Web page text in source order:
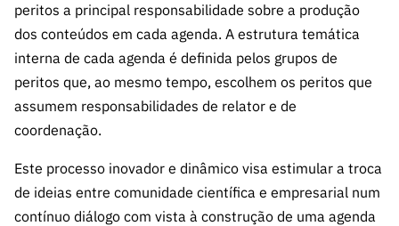
peritos a principal responsabilidade sobre a produção
dos conteúdos em cada agenda. A estrutura temática
interna de cada agenda é definida pelos grupos de
peritos que, ao mesmo tempo, escolhem os peritos que
assumem responsabilidades de relator e de
coordenação.
Este processo inovador e dinâmico visa estimular a troca
de ideias entre comunidade científica e empresarial num
contínuo diálogo com vista à construção de uma agenda